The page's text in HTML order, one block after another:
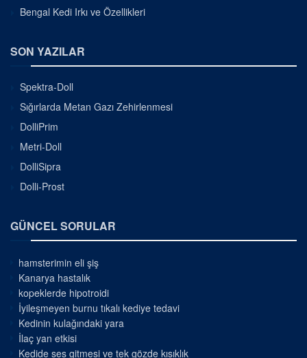
Bengal Kedi Irkı ve Özellikleri
SON YAZILAR
Spektra-Doll
Sığırlarda Metan Gazı Zehirlenmesi
DolliPrim
Metri-Doll
DolliSipra
Dolli-Prost
GÜNCEL SORULAR
hamsterimin eli şiş
Kanarya hastalık
kopeklerde hipotroidi
İyileşmeyen burnu tıkalı kediye tedavi
Kedinin kulağındaki yara
İlaç yan etkisi
Kedide ses gitmesi ve tek gözde kısıklık